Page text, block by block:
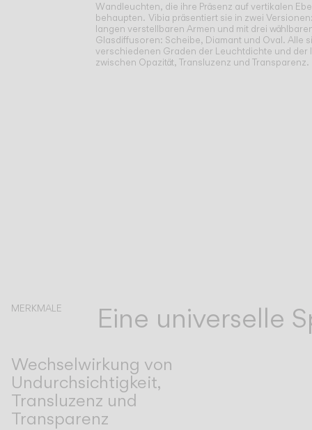
Wandleuchten, die ihre Präsenz auf vertikalen
behaupten. Vibia präsentiert sie in zwei
langen verstellbaren Armen und mit drei
Glasdiffusoren: Scheibe, Diamant und Oval. Alle
verschiedenen Graden der Leuchtdichte und der
zwischen Opazität, Transluzenz und Transparenz.
MERKMALE Eine universelle
Wechselwirkung von
Undurchsichtigkeit,
Transluzenz und
Transparenz